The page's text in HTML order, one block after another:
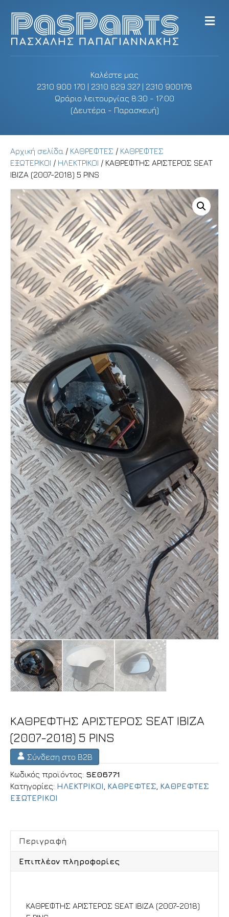
Καλέστε μας
2310 900 170 | 2310 829 327 | 2310 900178
Ωράριο λειτουργίας 8:30 - 17:00
(Δευτέρα - Παρασκευή)
M
e
Αρχική σελίδα / ΚΑΘΡΕΦΤΕΣ / ΚΑΘΡΕΦΤΕΣ
ΕΞΩΤΕΡΙΚΟΙ / ΗΛΕΚΤΡΙΚΟΙ / ΚΑΘΡΕΦΤΗΣ ΑΡΙΣΤΕΡΟΣ SEAT
IBIZA (2007-2018) 5 PINS
ΚΑΘΡΕΦΤΗΣ ΑΡΙΣΤΕΡΟΣ SEAT IBIZA
(2007-2018) 5 PINS
Σύνδεση στο B2B
Κωδικός προϊόντος: SE06771
Κατηγορίες: ΗΛΕΚΤΡΙΚΟΙ ΚΑΘΡΕΦΤΕΣ ΚΑΘΡΕΦΤΕΣ
ΕΞΩΤΕΡΙΚΟΙ
Περιγραφή
Επιπλέον πληροφορίες
ΚΑΘΡΕΦΤΗΣ ΑΡΙΣΤΕΡΟΣ SEAT IBIZA (2007-2018)